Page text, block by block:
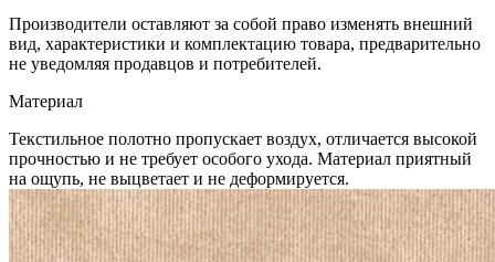
Производители оставляют за собой право изменять внешний
вид, характеристики и комплектацию товара, предварительно
не уведомляя продавцов и потребителей.
Материал
Текстильное полотно пропускает воздух, отличается высокой
прочностью и не требует особого ухода. Материал приятный
на ощупь, не выцветает и не деформируется.